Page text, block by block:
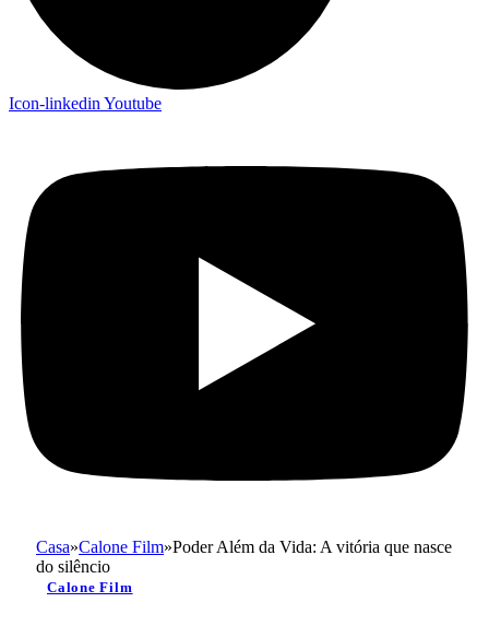
Icon-linkedin Youtube
Casa»Calone Film»Poder Além da Vida: A vitória que nasce
do silêncio
Calone Film